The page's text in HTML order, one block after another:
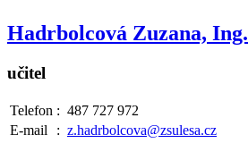
Hadrbolcová Zuzana, Ing.
učitel
Telefon : 487 727 972
E-mail
: z.hadrbolcova@zsulesa.cz